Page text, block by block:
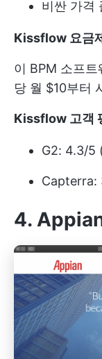
비싼 가격
Kissflow 요금
이 BPM 소프
당 월 $10부터
Kissflow 고객
G2: 4.3/5
Capterra:
4.